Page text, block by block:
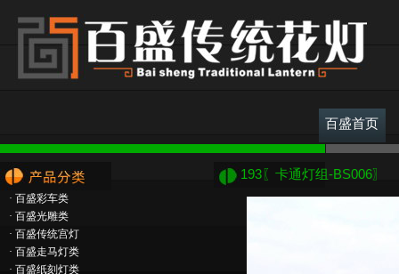
百盛首页
· 百盛彩车类
· 百盛光雕类
· 百盛传统宫灯
· 百盛走马灯类
· 百盛纸刻灯类
193〖卡通灯组-BS006〗